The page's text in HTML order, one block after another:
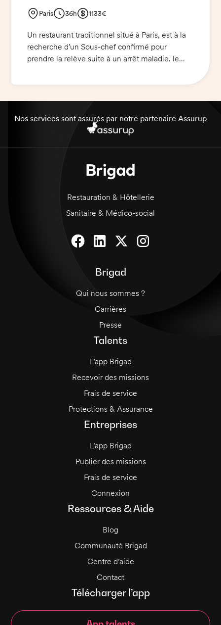
Paris 36h 1133€
Un restaurant traditionnel situé à Paris, est à la
recherche d'un Sous-chef confirmé pour
prendre la relève suite à un arrêt maladie. le
connaissance de la cuisine traditionnelle et a
respecter les normes d'hygiène et de sécurité.
La mission peut être prolongée.
Nos services sont assurés par notre partenaire Assurup
Restauration & Hôtellerie
Sanitaire & Médico-social
Brigad
Qui nous sommes ?
Carrières
Presse
Talents
L’app Brigad
Recevoir des missions
Frais de service
Protections & Assurance
Entreprises
L’app Brigad
Publier des missions
Frais de service
Connexion
Ressources & Aide
Blog
Communauté Brigad
Centre d’aide
Contact
Télécharger l’app